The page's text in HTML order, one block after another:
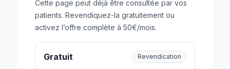
Cette page peut déjà être consultée par vos
patients. Revendiquez-la gratuitement ou
activez l’offre complète à 50€/mois.
Gratuit Revendication